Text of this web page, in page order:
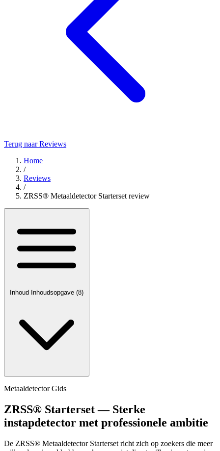
Terug naar Reviews
Home
/
Reviews
/
ZRSS® Metaaldetector Starterset review
Inhoud Inhoudsopgave (8)
Metaaldetector Gids
ZRSS® Starterset — Sterke
instapdetector met professionele ambitie
De ZRSS® Metaaldetector Starterset richt zich op zoekers die meer